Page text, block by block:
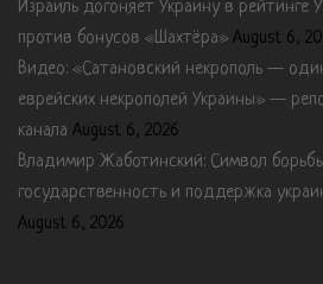
Израиль догоняет Украину в рейтинге
против бонусов «Шахтёра» August 6,
Видео: «Сатановский некрополь —
еврейских некрополей Украины» —
канала August 6, 2026
Владимир Жаботинский: Символ
государственность и поддержка
August 6, 2026